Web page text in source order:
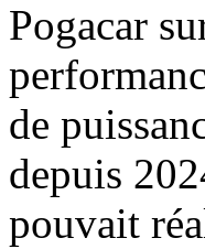
Pogacar
de
depuis
pouvait